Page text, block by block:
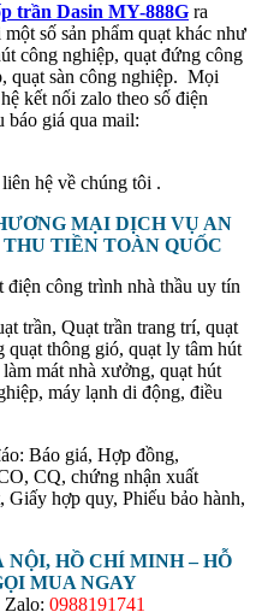
trần Dasin MY-888G ra
số sản phẩm quạt khác như
công nghiệp, quạt đứng công
quạt sàn công nghiệp. Mọi
kết nối zalo theo số điện
báo giá qua mail:
hệ về chúng tôi .
MẠI DỊCH VỤ AN
TIỀN TOÀN QUỐC
điện công trình nhà thầu uy tín
trần, Quạt trần trang trí, quạt
quạt thông gió, quạt ly tâm hút
mát nhà xưởng, quạt hút
máy lạnh di động, điều
Báo giá, Hợp đồng,
CQ, chứng nhận xuất
hợp quy, Phiếu bảo hành,
HỒ CHÍ MINH – HỖ
MUA NGAY
Zalo: 0988191741